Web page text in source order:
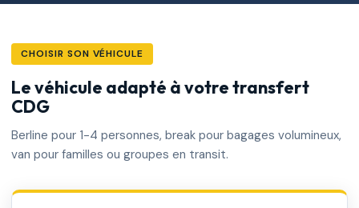
CHOISIR SON VÉHICULE
Le véhicule adapté à votre transfert
CDG
Berline pour 1-4 personnes, break pour bagages volumineux,
van pour familles ou groupes en transit.